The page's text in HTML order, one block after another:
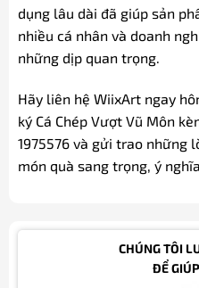
dụng lâu dài đã giúp sản
nhiều cá nhân và doanh
những dịp quan trọng.
Hãy liên hệ WiixArt ngay
ký Cá Chép Vượt Vũ Môn
1975576 và gửi trao những
món quà sang trọng, ý
CHÚNG TÔI
ĐỂ